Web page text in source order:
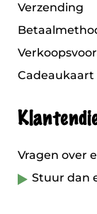
Verzending
Cadeaukaart
Vragen over
Stuur dan